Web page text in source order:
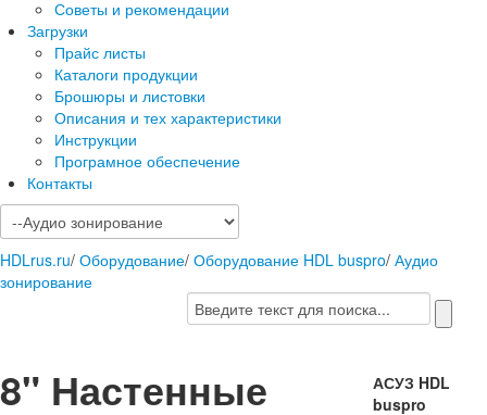
Советы и рекомендации
Загрузки
Прайс листы
Каталоги продукции
Брошюры и листовки
Описания и тех характеристики
Инструкции
Програмное обеспечение
Контакты
HDLrus.ru/ Оборудование/ Оборудование HDL buspro/ Аудио
зонирование
8" Настенные
АСУЗ HDL
buspro